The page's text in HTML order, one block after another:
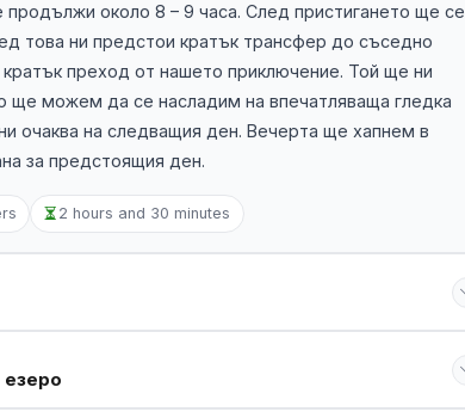
около 8 – 9 часа. След пристигането ще се
това ни предстои кратък трансфер до съседно
преход от нашето приключение. Той ще ни
ще можем да се насладим на впечатляваща гледка
очаква на следващия ден. Вечерта ще хапнем в
за предстоящия ден.
2 hours and 30 minutes